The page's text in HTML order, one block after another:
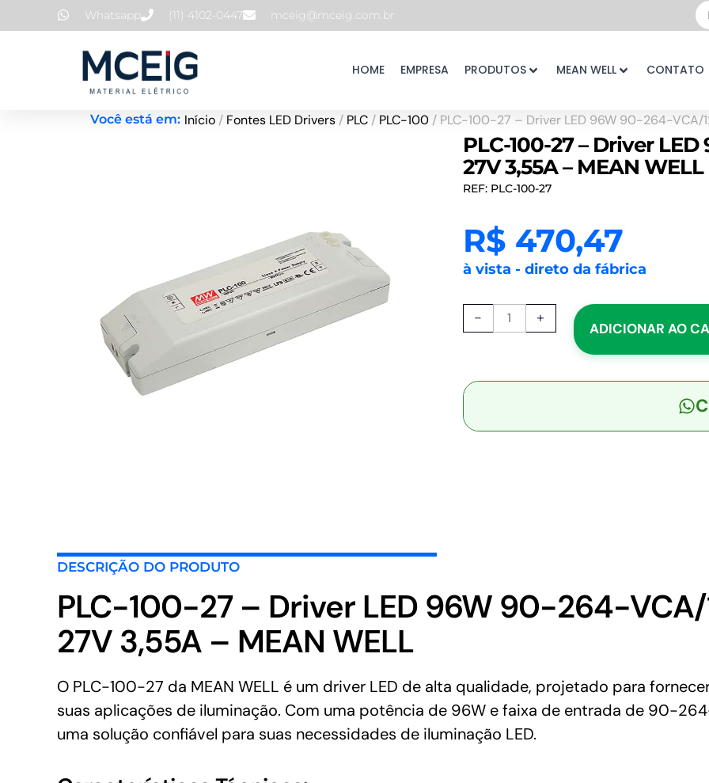
para
Whatsapp (11) 4102-0447 mceig@mceig.com.br
...
HOME EMPRESA PRODUTOS MEAN WELL CONTATO
Você está em: Início / Fontes LED Drivers / PLC / PLC-100 / PLC-100-27 – Driver LED 96W 90-264-VCA/
PLC-100-27 – Driver
27V 3,55A – MEAN WELL
REF: PLC-100-27
R$ 470,47
à vista - direto da fábrica
-
100-
Driver
96W
-
+
ADICIONAR AO
DESCRIÇÃO DO PRODUTO
PLC-100-27 – Driver LED 96W 90-264-
27V 3,55A – MEAN WELL
O PLC-100-27 da MEAN WELL é um driver LED de alta qualidade, projetado para
suas aplicações de iluminação. Com uma potência de 96W e faixa de entrada de 90-
uma solução confiável para suas necessidades de iluminação LED.